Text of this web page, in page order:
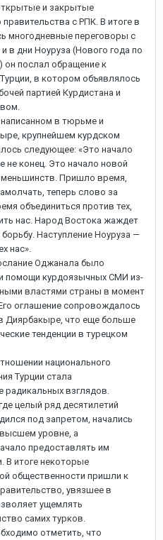
и закрытые
с РПК. В итоге в
многодневные переговоры с
в дни Ноуруза (Нового года по
он послал обращение к
в котором объявлялось
партией Курдистана и
в тюрьме и
крупнейшем курдском
следующее: «Это начало
не конец. Это начало новой
Пришло время,
теперь слово за
объединиться против тех,
нас. Народ Востока жаждет
Наступление Ноуруза —
нас».
Оджанала было
помощи курдоязычных СМИ из-
властями страны в момент
оглашение сопровождалось
Диярбакыре, что еще больше
тенденции в турецком
национального
Турции стала
взглядов.
целый ряд десятилетий
под запретом, начались
уровне, а
предоставлять им
В итоге некоторые
общественности пришли к
увязшее в
ущемлять
самих турков.
отметить, что